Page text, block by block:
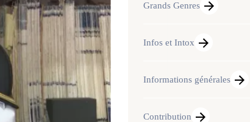
Grands Genres
Infos et Intox
Informations générales
Contribution